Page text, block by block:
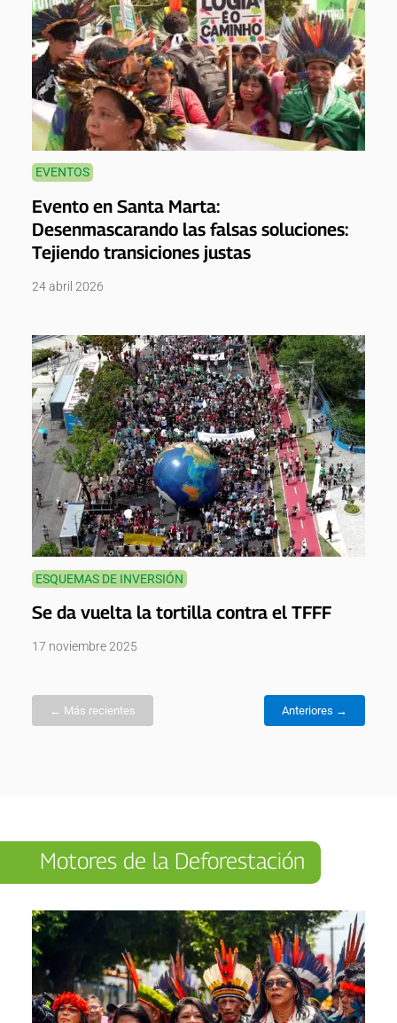
EVENTOS
Evento en Santa Marta:
Desenmascarando las falsas soluciones:
Tejiendo transiciones justas
24 abril 2026
ESQUEMAS DE INVERSIÓN
Se da vuelta la tortilla contra el TFFF
17 noviembre 2025
← Más recientes Anteriores →
Motores de la Deforestación